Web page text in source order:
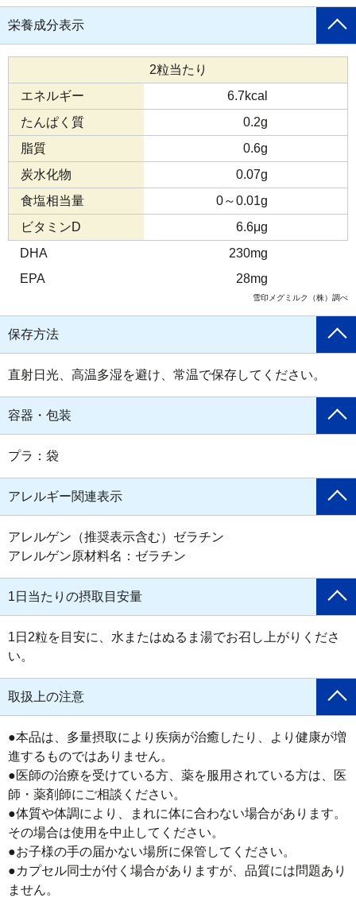
栄養成分表示
2粒当たり
エネルギー
6.7kcal
たんぱく質
0.2g
脂質
0.6g
炭水化物
0.07g
食塩相当量
0～0.01g
ビタミンD
6.6μg
DHA
230mg
EPA
28mg
雪印メグミルク（株）調べ
保存方法
直射日光、高温多湿を避け、常温で保存してください。
容器・包装
プラ：袋
アレルギー関連表示
アレルゲン（推奨表示含む）ゼラチン
アレルゲン原材料名：ゼラチン
1日当たりの摂取目安量
1日2粒を目安に、水またはぬるま湯でお召し上がりくださ
い。
取扱上の注意
●本品は、多量摂取により疾病が治癒したり、より健康が増
進するものではありません。
●医師の治療を受けている方、薬を服用されている方は、医
師・薬剤師にご相談ください。
●体質や体調により、まれに体に合わない場合があります。
その場合は使用を中止してください。
●お子様の手の届かない場所に保管してください。
●カプセル同士が付く場合がありますが、品質には問題あり
ません。